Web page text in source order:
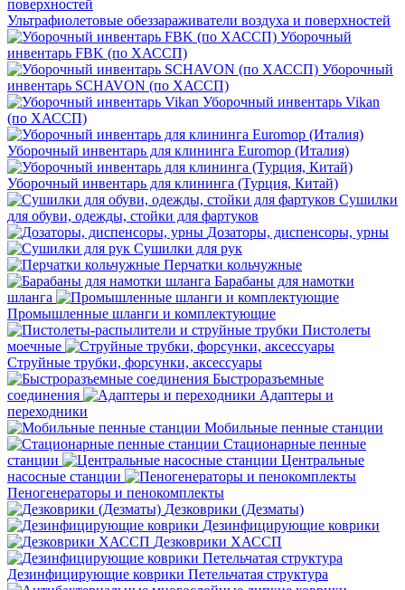
Ультрафиолетовые обеззараживатели воздуха и поверхностей
Уборочный
инвентарь FBK (по ХАССП)
Уборочный
инвентарь SCHAVON (по ХАССП)
Уборочный инвентарь Vikan
(по ХАССП)
Уборочный инвентарь для клининга Euromop (Италия)
Уборочный инвентарь для клининга (Турция, Китай)
Сушилки
для обуви, одежды, стойки для фартуков
Дозаторы, диспенсоры, урны
Сушилки для рук
Перчатки кольчужные
Барабаны для намотки
шланга
Промышленные шланги и комплектующие
Пистолеты
моечные
Струйные трубки, форсунки, аксессуары
Быстроразъемные
соединения
Адаптеры и
переходники
Мобильные пенные станции
Стационарные пенные
станции
Центральные
насосные станции
Пеногенераторы и пенокомплекты
Дезковрики (Дезматы)
Дезинфицирующие коврики
Дезковрики ХАССП
Дезинфицирующие коврики Петельчатая структура